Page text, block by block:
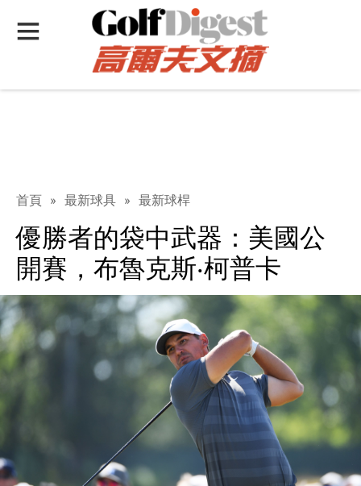
首頁 » 最新球具 » 最新球桿
優勝者的袋中武器：美國公
開賽，布魯克斯‧柯普卡